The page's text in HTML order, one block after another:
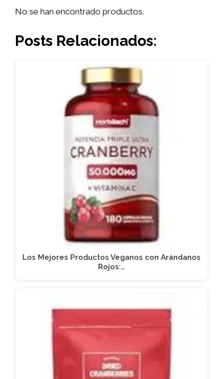
No se han encontrado productos.
Posts Relacionados:
Los Mejores Productos Veganos con Arándanos
Rojos:…